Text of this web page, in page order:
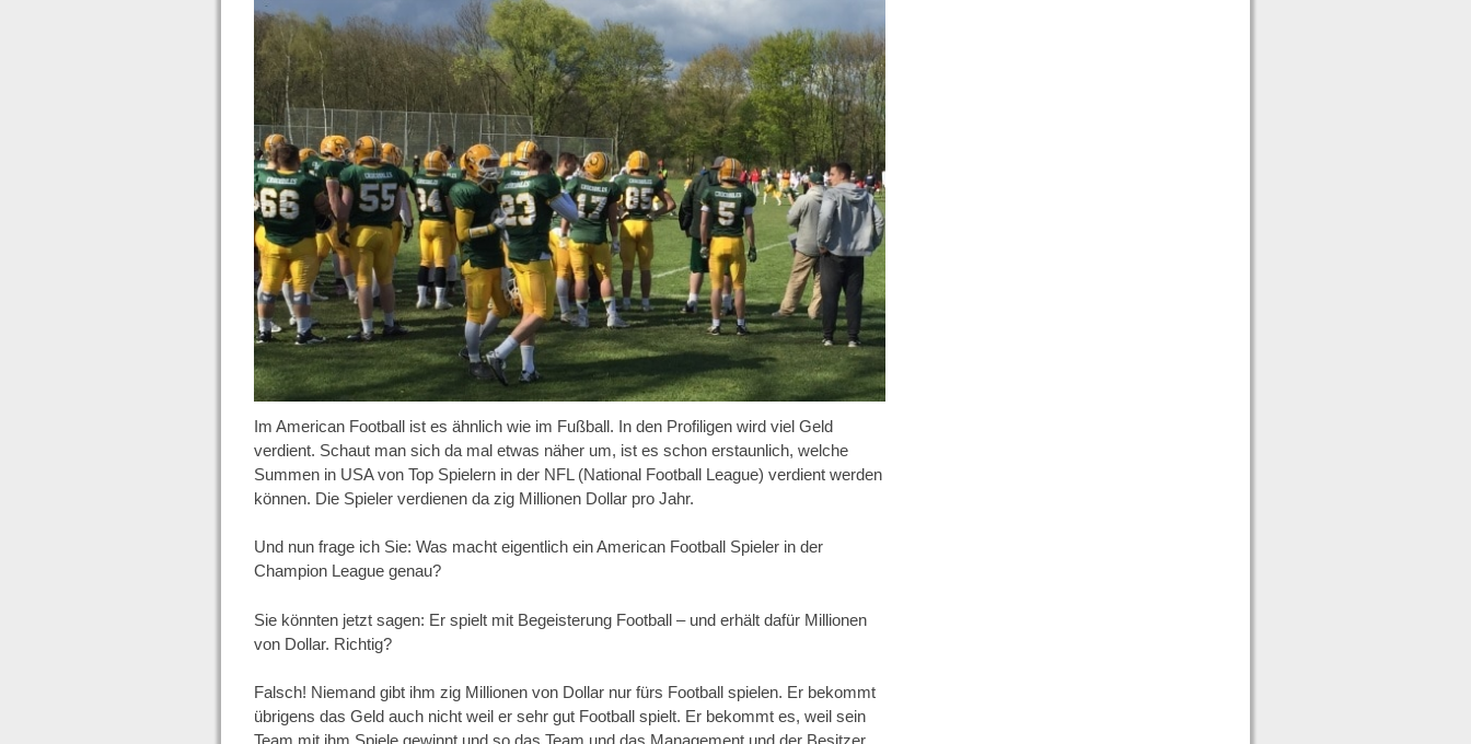
Im American Football ist es ähnlich wie im Fußball. In den Profiligen wird viel Geld
verdient. Schaut man sich da mal etwas näher um, ist es schon erstaunlich, welche
Summen in USA von Top Spielern in der NFL (National Football League) verdient werden
können. Die Spieler verdienen da zig Millionen Dollar pro Jahr.
Und nun frage ich Sie: Was macht eigentlich ein American Football Spieler in der
Champion League genau?
Sie könnten jetzt sagen: Er spielt mit Begeisterung Football – und erhält dafür Millionen
von Dollar. Richtig?
Falsch! Niemand gibt ihm zig Millionen von Dollar nur fürs Football spielen. Er bekommt
übrigens das Geld auch nicht weil er sehr gut Football spielt. Er bekommt es, weil sein